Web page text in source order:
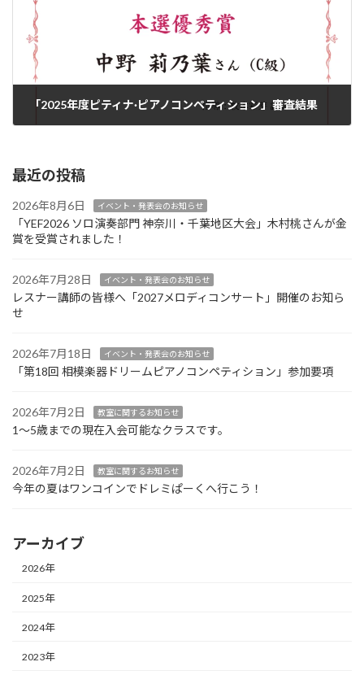
「2025年度ピティナ·ピアノコンペティション」審査結果
最近の投稿
2026年8月6日 イベント・発表会のお知らせ
「YEF2026 ソロ演奏部門 神奈川・千葉地区大会」木村桃さんが金
賞を受賞されました！
2026年7月28日 イベント・発表会のお知らせ
レスナー講師の皆様へ「2027メロディコンサート」開催のお知ら
せ
2026年7月18日 イベント・発表会のお知らせ
「第18回 相模楽器ドリームピアノコンペティション」参加要項
2026年7月2日 教室に関するお知らせ
1～5歳までの現在入会可能なクラスです。
2026年7月2日 教室に関するお知らせ
今年の夏はワンコインでドレミぱーくへ行こう！
アーカイブ
2026年
2025年
2024年
2023年